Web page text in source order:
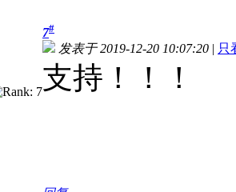
7#
发表于 2019-12-20 10:07:20 | 只
支持！！！